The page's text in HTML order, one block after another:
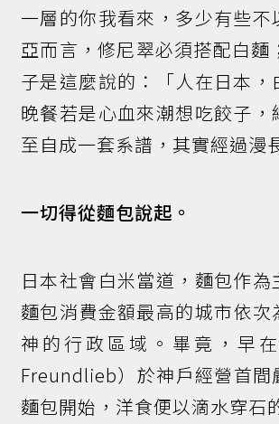
一層的你我看來，多少有些
亞而言，修尼翠必須搭配白
子是這麼說的：「人在日本
晚餐若是心血來潮想吃餃子
至自成一套系譜，其實經過漫
一切得從麵包說起。
日本社會白米當道，麵包作
麵包消費金額最高的城市依
神的行政區域。畢竟，早
Freundlieb）於神戶經營首
麵包開始，洋食便以滴水穿石